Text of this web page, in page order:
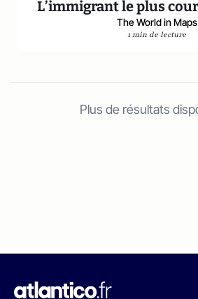
L’immigrant le plus
The World in Maps
1 min de lecture
Plus de résultats